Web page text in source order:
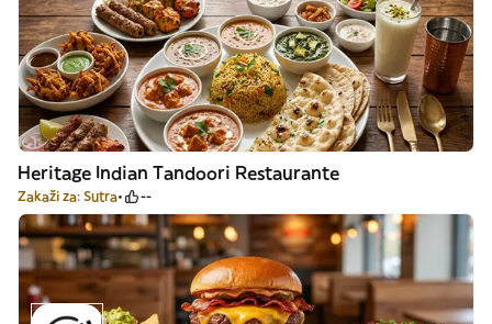
Heritage Indian Tandoori Restaurante
Zakaži za: Sutra --